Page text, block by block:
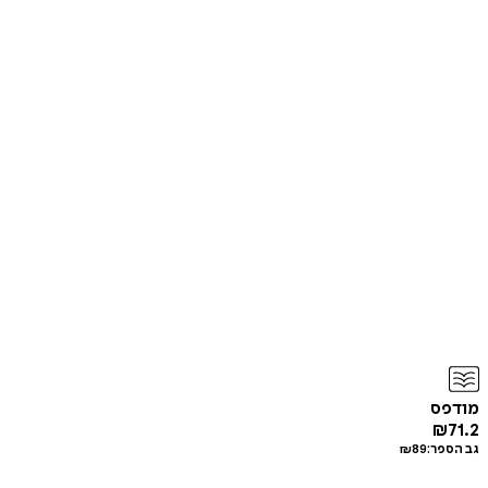
מודפס
₪71.2
גב הספר: ₪89